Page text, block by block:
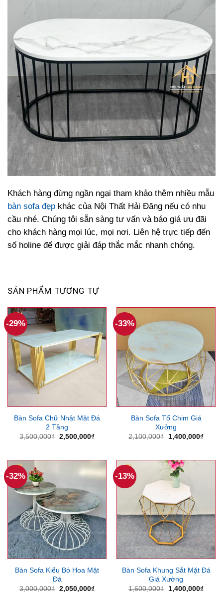
Khách hàng đừng ngần ngại tham khảo thêm nhiều mẫu
bàn sofa đẹp khác của Nội Thất Hải Đăng nếu có nhu
cầu nhé. Chúng tôi sẵn sàng tư vấn và báo giá ưu đãi
cho khách hàng mọi lúc, mọi nơi. Liên hệ trực tiếp đến
số holine để được giải đáp thắc mắc nhanh chóng.
SẢN PHẨM TƯƠNG TỰ
-29%
Bàn Sofa Chữ Nhật Mặt Đá
2 Tầng
3,500,000₫ Giá
2,500,000₫Giá
2,500,000₫.
-33%
Bàn Sofa Tổ Chim Giá
Xưởng
2,100,000₫
Giá
1,400,000₫Giá
-32%
Bàn Sofa Kiểu Bó Hoa Mặt
Đá
3,000,000₫ Giá
2,050,000₫Giá
-13%
Bàn Sofa Khung Sắt Mặt Đá
Giá Xưởng
1,600,000₫
Giá
1,400,000₫Giá